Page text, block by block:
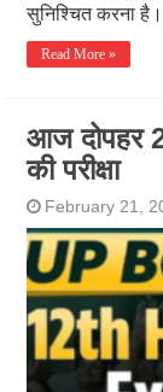
सुनिश्चित करना है।
Read More »
आज दोपहर
की परीक्षा
February 21,